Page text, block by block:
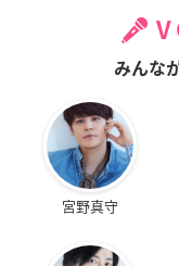
みんな
宮野真守